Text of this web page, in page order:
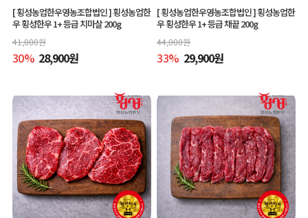
[ 횡성농업한우영농조합법인 ]횡성농업한
우 횡성한우 1+ 등급 치마살 200g
41,000원
30% 28,900원
[ 횡성농업한우영농조합법인 ]횡성농업한
우 횡성한우 1+ 등급 채끝 200g
44,000원
33% 29,900원